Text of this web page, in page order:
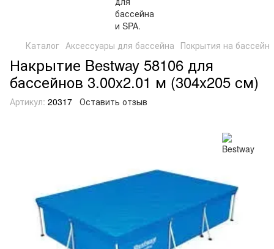
Каталог Аксессуары для бассейна Покрытия на бассейн
Накрытие Bestway 58106 для
бассейнов 3.00x2.01 м (304x205 см)
Артикул: 20317 Оставить отзыв